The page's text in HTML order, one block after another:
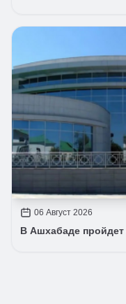
06 Август 2026
В Ашхабаде пройдет